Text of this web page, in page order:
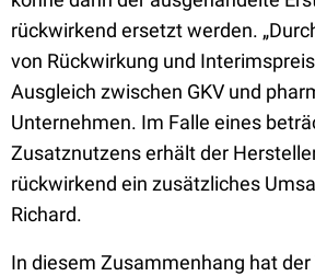
rückwirkend ersetzt werden.
von Rückwirkung und
Ausgleich zwischen GKV und
Unternehmen. Im Falle eines
Zusatznutzens erhält der
rückwirkend ein zusätzliches
Richard.
In diesem Zusammenhang hat der